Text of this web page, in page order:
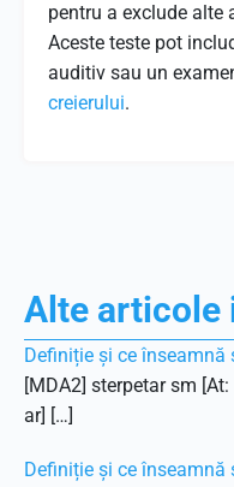
pentru a exclude alte
Aceste teste pot
auditiv sau un
creierului.
Alte articole
Definiție și ce înseamnă
[MDA2] sterpetar sm
ar] […]
Definiție și ce înseamnă